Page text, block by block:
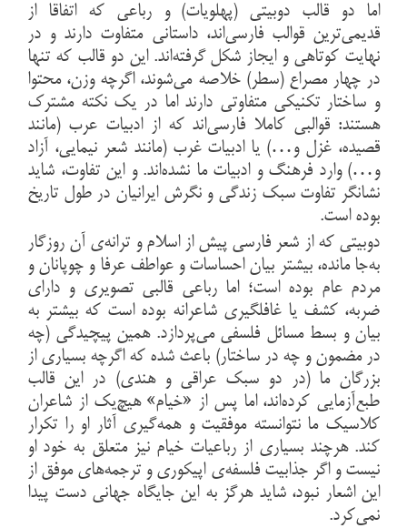
اما دو قالب دوبیتی (پهلویات) و رباعی که اتفاقا از
قدیمی‌ترین قوالب فارسی‌اند، داستانی متفاوت دارند و در
نهایت کوتاهی و ایجاز شکل گرفته‌اند. این دو قالب که تنها
در چهار مصراع (سطر) خلاصه می‌شوند، اگرچه وزن، محتوا
و ساختار تکنیکی متفاوتی دارند اما در یک نکته مشترک
هستند: قوالبی کاملا فارسی‌اند که از ادبیات عرب (مانند
قصیده، غزل و…) یا ادبیات غرب (مانند شعر نیمایی، آزاد
و…) وارد فرهنگ و ادبیات ما نشده‌اند. و این تفاوت، شاید
نشانگر تفاوت سبک زندگی و نگرش ایرانیان در طول تاریخ
بوده است.
دوبیتی که از شعر فارسی پیش از اسلام و ترانه‌ی آن روزگار
به‌جا مانده، بیشتر بیان احساسات و عواطف عرفا و چوپانان و
مردم عام بوده است؛ اما رباعی قالبی تصویری و دارای
ضربه، کشف یا غافلگیری شاعرانه بوده است که بیشتر به
بیان و بسط مسائل فلسفی می‌پردازد. همین پیچیدگی (چه
در مضمون و چه در ساختار) باعث شده که اگرچه بسیاری از
بزرگان ما (در دو سبک عراقی و هندی) در این قالب
طبع‌آزمایی کرده‌اند، اما پس از «خیام» هیچ‌یک از شاعران
کلاسیک ما نتوانسته موفقیت و همه‌گیری آثار او را تکرار
کند. هرچند بسیاری از رباعیات خیام نیز متعلق به خود او
نیست و اگر جذابیت فلسفه‌ی اپیکوری و ترجمه‌های موفق از
این اشعار نبود، شاید هرگز به این جایگاه جهانی دست پیدا
نمی‌کرد.